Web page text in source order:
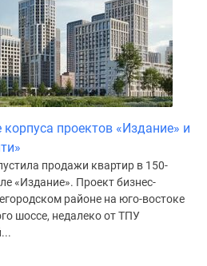
проектов «Издание» и
продажи квартир в 150-
«Издание». Проект бизнес-
районе на юго-востоке
шоссе, недалеко от ТПУ